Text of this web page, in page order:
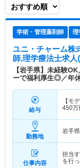
学術・管理薬剤師 理
ユニ・チャーム株
師,理学療法士求人
【岩手県】未経験
ーで福利厚生◎／年
給与
【モ
450万
勤務地
岩手
仕事内容
担当